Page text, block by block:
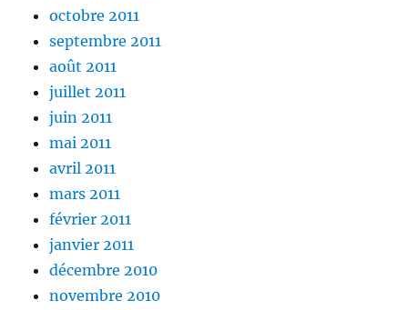
octobre 2011
septembre 2011
août 2011
juillet 2011
juin 2011
mai 2011
avril 2011
mars 2011
février 2011
janvier 2011
décembre 2010
novembre 2010